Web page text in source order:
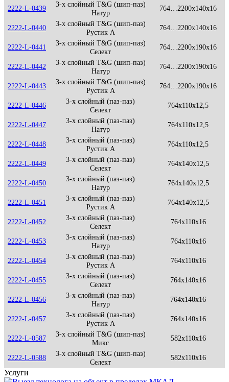
2222-L-0439
3-х слойный T&G (шип-паз)
Натур
764…2200x140x16
2222-L-0440
3-х слойный T&G (шип-паз)
Рустик А
764…2200x140x16
2222-L-0441
3-х слойный T&G (шип-паз)
Селект
764…2200x190x16
2222-L-0442
3-х слойный T&G (шип-паз)
Натур
764…2200x190x16
2222-L-0443
3-х слойный T&G (шип-паз)
Рустик А
764…2200x190x16
2222-L-0446
3-х слойный (паз-паз)
Селект
764x110x12,5
2222-L-0447
3-х слойный (паз-паз)
Натур
764x110x12,5
2222-L-0448
3-х слойный (паз-паз)
Рустик А
764x110x12,5
2222-L-0449
3-х слойный (паз-паз)
Селект
764x140x12,5
2222-L-0450
3-х слойный (паз-паз)
Натур
764x140x12,5
2222-L-0451
3-х слойный (паз-паз)
Рустик А
764x140x12,5
2222-L-0452
3-х слойный (паз-паз)
Селект
764x110x16
2222-L-0453
3-х слойный (паз-паз)
Натур
764x110x16
2222-L-0454
3-х слойный (паз-паз)
Рустик А
764x110x16
2222-L-0455
3-х слойный (паз-паз)
Селект
764x140x16
2222-L-0456
3-х слойный (паз-паз)
Натур
764x140x16
2222-L-0457
3-х слойный (паз-паз)
Рустик А
764x140x16
2222-L-0587
3-х слойный T&G (шип-паз)
Микс
582x110x16
2222-L-0588
3-х слойный T&G (шип-паз)
Селект
582x110x16
Услуги